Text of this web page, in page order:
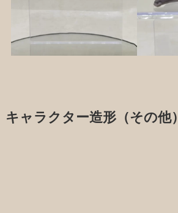
キャラクター造形（その他）